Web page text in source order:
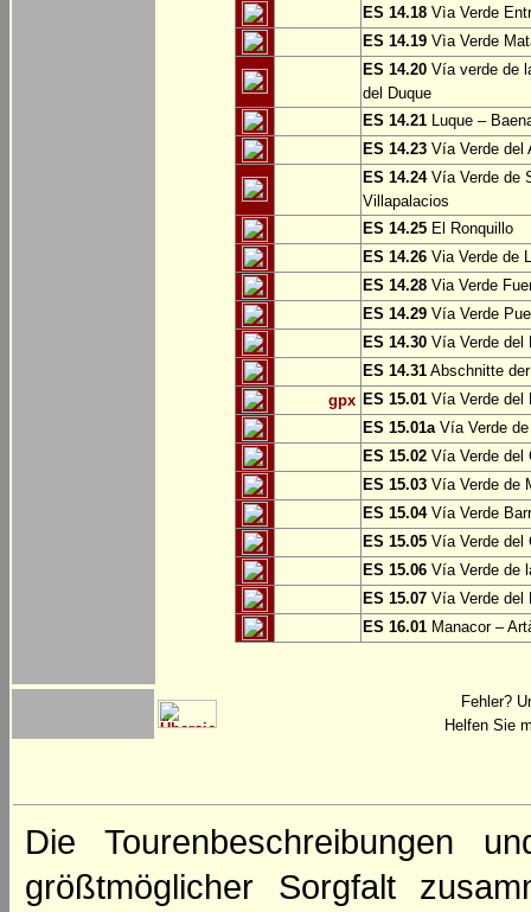
ES 14.18 Vìa Verde
ES 14.19 Vìa Verde
ES 14.20 Vía verde de
del Duque
ES 14.21 Luque –
ES 14.23 Vía Verde del
ES 14.24Vía Verde de
Villapalacios
ES 14.25 El Ronquillo
ES 14.26 Via Verde de
ES 14.28 Via Verde
ES 14.29 Vía Verde
ES 14.30 Vía Verde del
ES 14.31 Abschnitte
gpx ES 15.01 Vía Verde del
ES 15.01aVía Verde de
ES 15.02 Vía Verde del
ES 15.03 Vía Verde de
ES 15.04Vía Verde
ES 15.05 Vía Verde del
ES 15.06 Vía Verde de
ES 15.07 Vía Verde del
ES 16.01 Manacor –
Fehler?
Helfen Sie
Die Tourenbeschreibungen
größtmöglicher Sorgfalt